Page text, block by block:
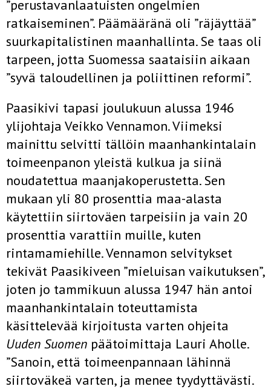
”perustavanlaatuisten ongelmien
ratkaiseminen”. Päämääränä oli ”räjäyttää”
suurkapitalistinen maanhallinta. Se taas oli
tarpeen, jotta Suomessa saataisiin aikaan
”syvä taloudellinen ja poliittinen reformi”.
Paasikivi tapasi joulukuun alussa 1946
ylijohtaja Veikko Vennamon. Viimeksi
mainittu selvitti tällöin maanhankintalain
toimeenpanon yleistä kulkua ja siinä
noudatettua maanjakoperustetta. Sen
mukaan yli 80 prosenttia maa-alasta
käytettiin siirtoväen tarpeisiin ja vain 20
prosenttia varattiin muille, kuten
rintamamiehille. Vennamon selvitykset
tekivät Paasikiveen ”mieluisan vaikutuksen”,
joten jo tammikuun alussa 1947 hän antoi
maanhankintalain toteuttamista
käsittelevää kirjoitusta varten ohjeita
Uuden Suomen päätoimittaja Lauri Aholle.
”Sanoin, että toimeenpannaan lähinnä
siirtoväkeä varten, ja menee tyydyttävästi.